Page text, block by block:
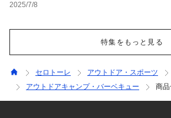
2025/7/8
特集をもっと見る
セロトーレ アウトドア・スポーツ
アウトドアキャンプ・バーベキュー
商